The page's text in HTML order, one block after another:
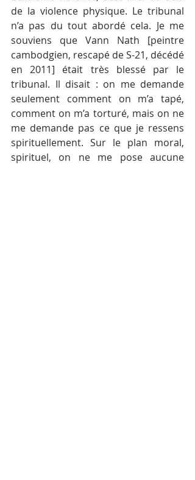
de la violence physique. Le tribunal
n’a pas du tout abordé cela. Je me
souviens que Vann Nath [peintre
cambodgien, rescapé de S-21, décédé
en 2011] était très blessé par le
tribunal. Il disait : on me demande
seulement comment on m’a tapé,
comment on m’a torturé, mais on ne
me demande pas ce que je ressens
spirituellement. Sur le plan moral,
spirituel, on ne me pose aucune